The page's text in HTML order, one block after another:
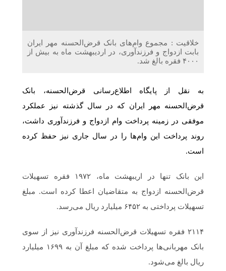
خلاقیت : مجموع وام‌های بانک قرض‌الحسنه مهر ایران
بابت ازدواج و فرزندآوری، در اردیبهشت ماه به بیش از
۴۰۰۰ فقره بالغ شد.
به نقل از پایگاه اطلاع‌رسانی قرض‌الحسنه، بانک
قرض‌الحسنه مهر ایران که در سال گذشته نیز عملکرد
موفقی در زمینه پرداخت وام ازدواج و فرزندآوری داشت،
روند پرداخت این وام‌ها را در سال جاری نیز حفظ کرده
است.
این بانک تنها در اریبهشت ماه، ۱۹۷۲ فقره تسهیلات
قرض‌الحسنه ازدواج به متقاضیان اعطا کرده است. مبلغ
تسهیلات پرداختی به ۶۴۵۲ میلیارد ریال می‌رسد.
۲۱۱۴ فقره تسهیلات قرض‌الحسنه فرزندآوری نیز از سوی
بانک مهربانی‌ها پرداخت شده که مبلغ آن به ۱۶۹۹ میلیارد
ریال بالغ می‌شود.